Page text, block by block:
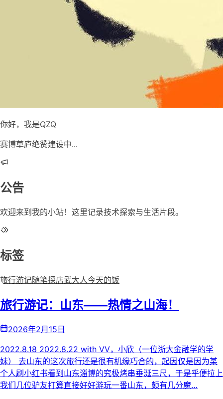
你好，我是QZQ
赛博草庐绝赞建设中...
公告
欢迎来到我的小站！这里记录技术探索与生活片段。
标签
旅行游记随笔探店武大人今天的饭
旅行游记：山东——热情之山海！
2026年2月15日
2022.8.18 2022.8.22 with VV，小欣（一位浙大金融学的学
妹） 去山东的这次旅行还是很有机缘巧合的，起因仅是因为某
个人刷小红书看到山东淄博的究极烤串垂涎三尺，于是乎便拉上
我们几位驴友打算直接好好游玩一番山东，颇有几分魔…